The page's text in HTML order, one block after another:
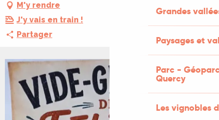
Grandes
Paysages et
Parc -
Quercy
Les vignobles
M'y rendre
J'y vais en train !
Partager